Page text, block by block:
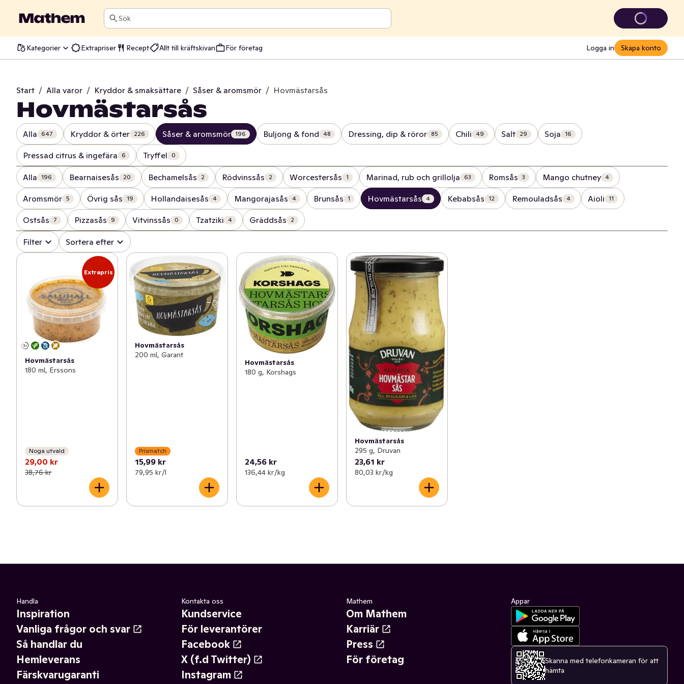
Sök
Kategorier Extrapriser Recept Allt till kräftskivan För företag Logga in Skapa konto
Start / Alla varor / Kryddor & smaksättare / Såser & aromsmör / Hovmästarsås
Hovmästarsås
Alla 647 Kryddor & örter 226 Såser & aromsmör 196 Buljong & fond 48 Dressing, dip & röror 85 Chili 49 Salt 29 Soja 16
Pressad citrus & ingefära 6 Tryffel 0
Alla 196 Bearnaisesås 20 Bechamelsås 2 Rödvinssås 2 Worcestersås 1 Marinad, rub och grillolja 63 Romsås 3 Mango chutney 4
Aromsmör 5 Övrig sås 19 Hollandaisesås 4 Mangorajasås 4 Brunsås 1 Hovmästarsås 4 Kebabsås 12 Remouladsås 4 Aioli 11
Ostsås 7 Pizzasås 9 Vitvinssås 0 Tzatziki 4 Gräddsås 2
Filter Sortera efter
Extrapris
Hovmästarsås
180 ml, Erssons
Noga utvald
29,00 kr
38,76 kr
Hovmästarsås
200 ml, Garant
Prismatch
15,99 kr
79,95 kr /l
Hovmästarsås
180 g, Korshags
24,56 kr
136,44 kr /kg
Hovmästarsås
295 g, Druvan
23,61 kr
80,03 kr /kg
Handla
Inspiration
Vanliga frågor och svar
Så handlar du
Hemleverans
Färskvarugaranti
Kontakta oss
Kundservice
För leverantörer
Facebook
X (f.d Twitter)
Instagram
Mathem
Om Mathem
Karriär
Press
För företag
Appar
Skanna med telefonkameran för att
hämta